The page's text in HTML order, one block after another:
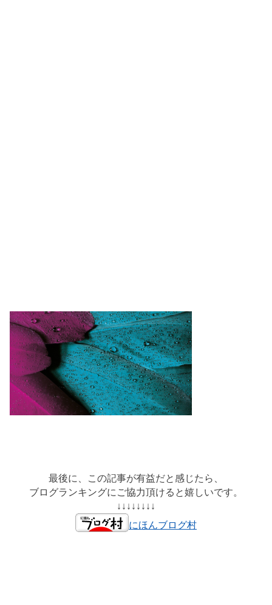
最後に、この記事が有益だと感じたら、
ブログランキングにご協力頂けると嬉しいです。
↓↓↓↓↓↓↓↓
にほんブログ村